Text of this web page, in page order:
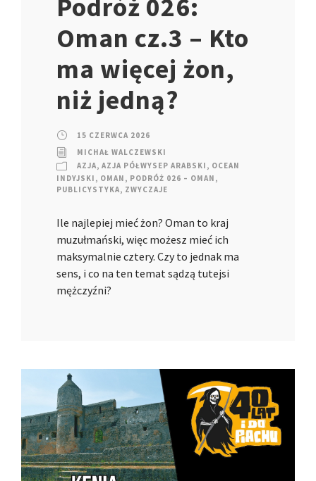
Podróż 026:
Oman cz.3 – Kto
ma więcej żon,
niż jedną?
15 CZERWCA 2026
MICHAŁ WALCZEWSKI
AZJA, AZJA PÓŁWYSEP ARABSKI , OCEAN
INDYJSKI , OMAN , PODRÓŻ 026 – OMAN ,
PUBLICYSTYKA, ZWYCZAJE
Ile najlepiej mieć żon? Oman to kraj
muzułmański, więc możesz mieć ich
maksymalnie cztery. Czy to jednak ma
sens, i co na ten temat sądzą tutejsi
mężczyźni?